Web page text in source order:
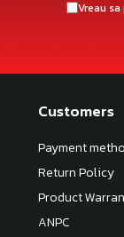
Vreau
Customers
Payment
Return Policy
Product
ANPC